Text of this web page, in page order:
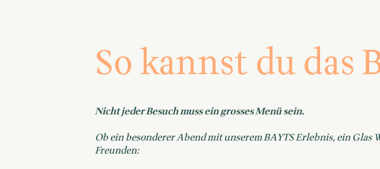
So kannst du das
Nicht jeder Besuch muss ein grosses Menü sein.
Ob ein besonderer Abend mit unserem BAYTS Erlebnis, ein
Freunden: